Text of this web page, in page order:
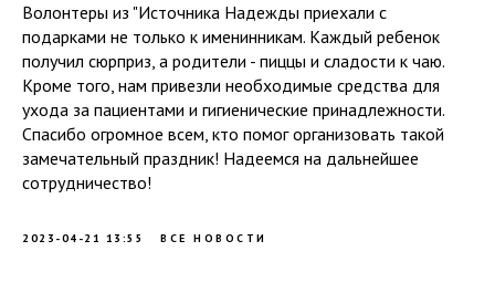
Волонтеры из "Источника Надежды приехали с
подарками не только к именинникам. Каждый ребенок
получил сюрприз, а родители - пиццы и сладости к чаю.
Кроме того, нам привезли необходимые средства для
ухода за пациентами и гигиенические принадлежности.
Спасибо огромное всем, кто помог организовать такой
замечательный праздник! Надеемся на дальнейшее
сотрудничество!
2023-04-21 13:55 ВСЕ НОВОСТИ